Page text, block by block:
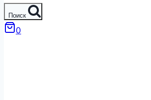
Поиск
0